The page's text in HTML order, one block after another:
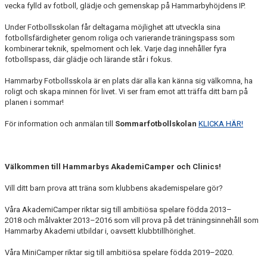
vecka fylld av fotboll, glädje och gemenskap på Hammarbyhöjdens IP.
Under Fotbollsskolan får deltagarna möjlighet att utveckla sina
fotbollsfärdigheter genom roliga och varierande träningspass som
kombinerar teknik, spelmoment och lek. Varje dag innehåller fyra
fotbollspass, där glädje och lärande står i fokus.
Hammarby Fotbollsskola är en plats där alla kan känna sig välkomna, ha
roligt och skapa minnen för livet. Vi ser fram emot att träffa ditt barn på
planen i sommar!
För information och anmälan till Sommarfotbollskolan KLICKA HÄR!
Välkommen till Hammarbys AkademiCamper och Clinics!
Vill ditt barn prova att träna som klubbens akademispelare gör?
Våra AkademiCamper riktar sig till ambitiösa spelare födda 2013–
2018 och målvakter 2013–2016 som vill prova på det träningsinnehåll som
Hammarby Akademi utbildar i, oavsett klubbtillhörighet.
Våra MiniCamper riktar sig till ambitiösa spelare födda 2019–2020.